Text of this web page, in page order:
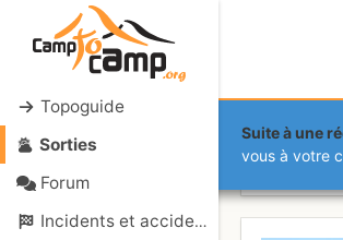
Topoguide
Sorties
Forum
Incidents et accidents
Suite à une
vous à votre